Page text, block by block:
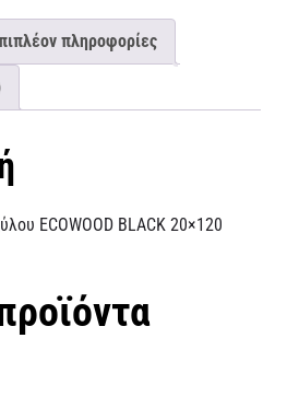
πληροφορίες
ECOWOOD BLACK 20×120